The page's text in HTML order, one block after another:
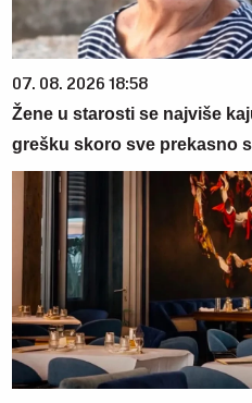
07. 08. 2026 18:58
Žene u starosti se najviše
grešku skoro sve prekasno